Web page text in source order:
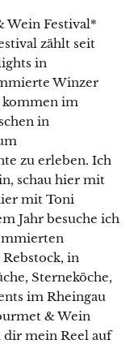
Wein Festival*
zählt seit
in
Winzer
kommen im
in
zu erleben. Ich
schau hier mit
mit Toni
Jahr besuche ich
in
Sterneköche,
im Rheingau
& Wein
dir mein Reel auf